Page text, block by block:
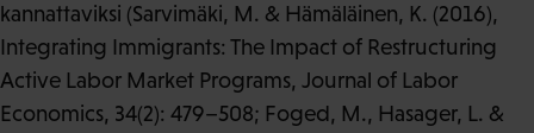
kannattaviksi (Sarvimäki, M. & Hämäläinen, K. (2016),
Integrating Immigrants: The Impact of Restructuring
Active Labor Market Programs, Journal of Labor
Economics, 34(2): 479–508; Foged, M., Hasager, L. &